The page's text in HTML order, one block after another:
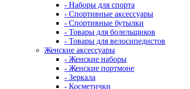
- Наборы для спорта
- Спортивные аксессуары
- Спортивные бутылки
- Товары для болельщиков
- Товары для велосипедистов
Женские аксессуары
- Женские наборы
- Женские портмоне
- Зеркала
- Косметички